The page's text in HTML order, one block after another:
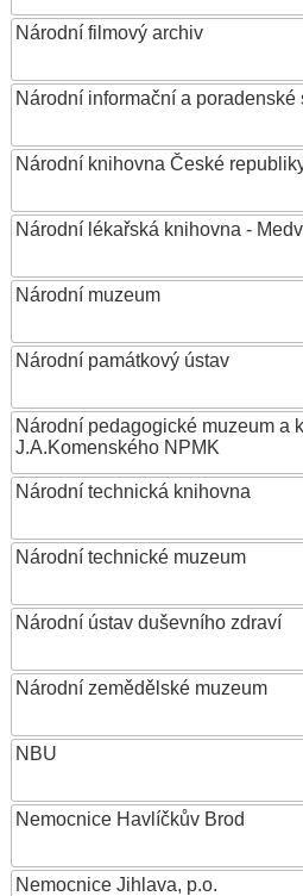
Národní filmový archiv
Národní informační a poradenské
Národní knihovna České
Národní lékařská knihovna -
Národní muzeum
Národní památkový ústav
Národní pedagogické muzeum a
J.A.Komenského NPMK
Národní technická knihovna
Národní technické muzeum
Národní ústav duševního zdraví
Národní zemědělské muzeum
NBU
Nemocnice Havlíčkův Brod
Nemocnice Jihlava, p.o.